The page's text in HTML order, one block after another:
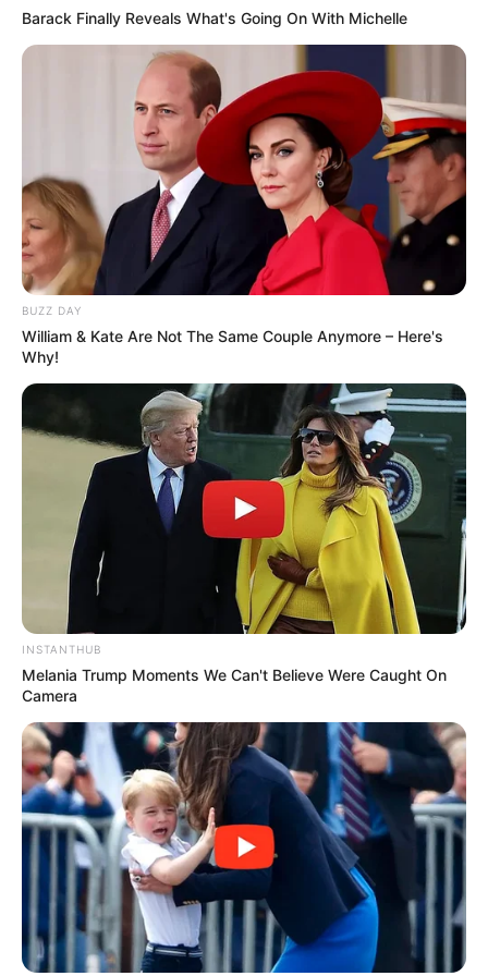
асфальт (фото)
«Мамо, тут як у тюрмі…»: що насправді
відбулося в «Артеку» на Закарпатті під час
відпочинку дітей з Вишневого (фото)
Категорії
Без рубрики
Культура
Нам пишуть
Партнерські матеріали
Події
Політика
Спорт
Схеми
[wp-rss-aggregator id="2"]
Barack Finally Reveals What's Going On With Michelle
BUZZ DAY
William & Kate Are Not The Same Couple Anymore – Here's
Why!
INSTANTHUB
Melania Trump Moments We Can't Believe Were Caught On
Camera